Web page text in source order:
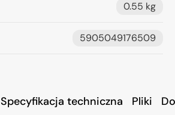
Specyfikacja techniczna Pliki
0.55 kg
5905049176509